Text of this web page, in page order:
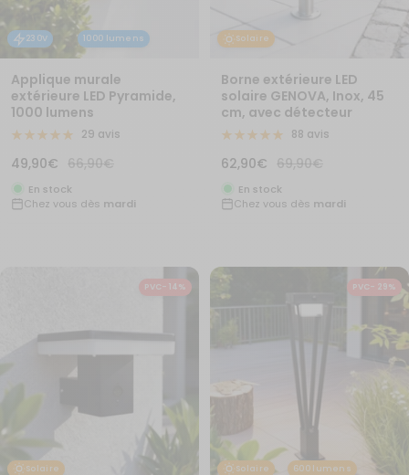
230V 1000 lumens
Applique murale
extérieure LED Pyramide,
1000 lumens
29 avis
Prix
de
vente
49,90€ Prix
normal
66,90€
En stock
Chez vous dès mardi
Solaire
Borne extérieure LED
solaire GENOVA, Inox, 45
cm, avec détecteur
88 avis
Prix
de
vente
62,90€ Prix
normal
69,90€
En stock
Chez vous dès mardi
Solaire
PVC- 14%
Solaire 600 lumens
PVC- 29%